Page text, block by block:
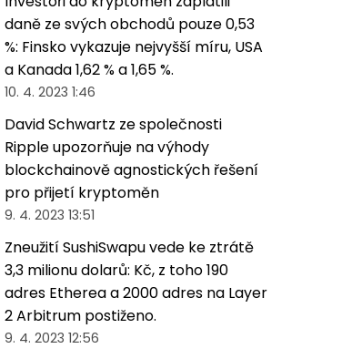
daně ze svých obchodů pouze 0,53
%: Finsko vykazuje nejvyšší míru, USA
a Kanada 1,62 % a 1,65 %.
10. 4. 2023 1:46
David Schwartz ze společnosti
Ripple upozorňuje na výhody
blockchainově agnostických řešení
pro přijetí kryptoměn
9. 4. 2023 13:51
Zneužití SushiSwapu vede ke ztrátě
3,3 milionu dolarů: Kč, z toho 190
adres Etherea a 2000 adres na Layer
2 Arbitrum postiženo.
9. 4. 2023 12:56